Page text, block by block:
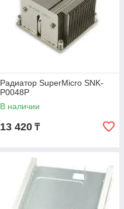
Радиатор SuperMicro SNK-
P0048P
В наличии
13 420 ₸